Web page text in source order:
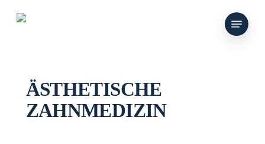
Menu
ÄSTHETISCHE
ZAHNMEDIZIN